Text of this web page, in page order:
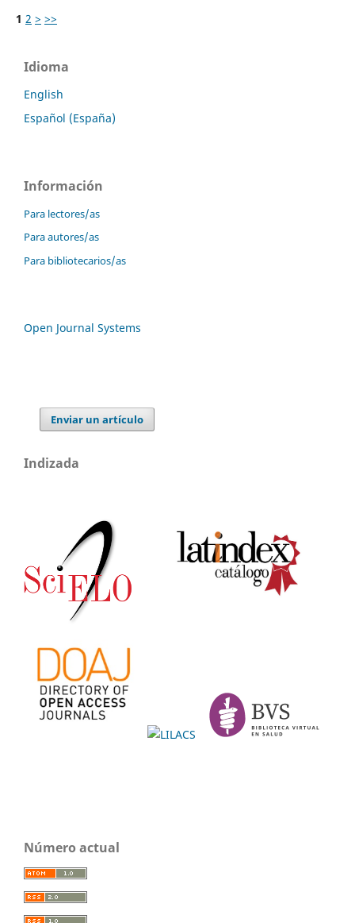
1 2 > >>
Idioma
English
Español (España)
Información
Para lectores/as
Para autores/as
Para bibliotecarios/as
Open Journal Systems
Enviar un artículo
Indizada
Número actual